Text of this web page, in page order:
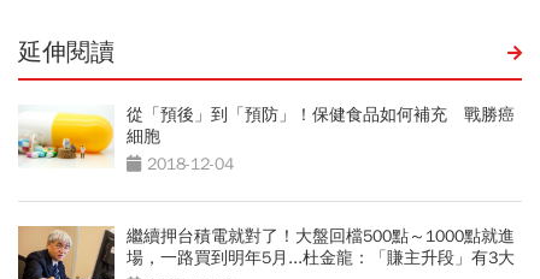
延伸閱讀
從「預後」到「預防」！保健食品如何補充 戰勝癌
細胞
2018-12-04
繼續押台積電就對了！大盤回檔500點～1000點就進
場，一路買到明年5月...杜金龍：「賺主升段」有3大